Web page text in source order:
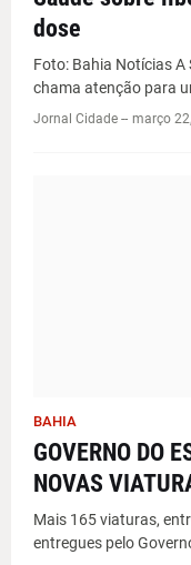
dose
Foto: Bahia Notícias A
chama atenção para
Jornal Cidade -- março
BAHIA
GOVERNO DO
NOVAS
Mais 165 viaturas,
entregues pelo